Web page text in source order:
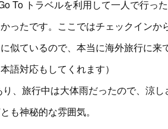
To トラベルを利用して一人で行っ
ったです。ここではチェックインか
似ているので、本当に海外旅行に来
語対応もしてくれます）
、旅行中は大体雨だったので、涼し
も神秘的な雰囲気。